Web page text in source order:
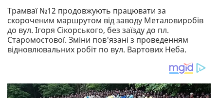
Трамваї №12 продовжують працювати за
скороченим маршрутом від заводу Металовиробів
до вул. Ігоря Сікорського, без заїзду до пл.
Старомостової. Зміни пов'язані з проведенням
відновлювальних робіт по вул. Вартових Неба.